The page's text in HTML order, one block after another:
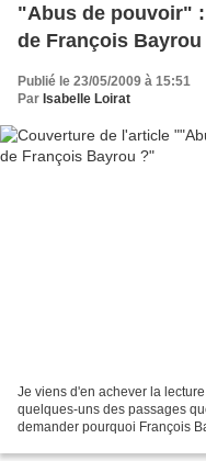
"Abus de pouvoir"
de François Bayrou
Publié le 23/05/2009 à 15:51
Par Isabelle Loirat
Je viens d'en achever la
quelques-uns des passages
demander pourquoi François